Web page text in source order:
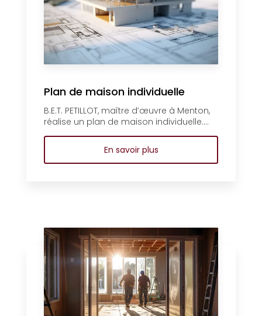
Plan de maison individuelle
B.E.T. PETILLOT, maître d’œuvre à Menton,
réalise un plan de maison individuelle....
En savoir plus